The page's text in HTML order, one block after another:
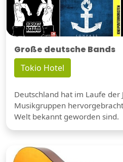
Große deutsche Bands
Tokio Hotel
Deutschland hat im Laufe
Musikgruppen
Welt bekannt geworden sind.